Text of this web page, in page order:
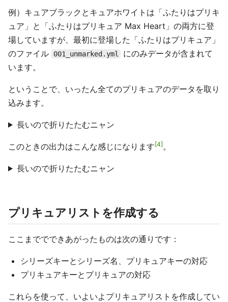
例）キュアブラックとキュアホワイトは「ふたりはプリキ
ュア」と「ふたりはプリキュア Max Heart」の両方に登
場していますが、最初に登場した「ふたりはプリキュア」
のファイル
001_unmarked.yml
にのみデータが含まれて
います。
ということで、いったん全てのプリキュアのデータを取り
込みます。
長いので折りたたむニャン
このときの出力はこんな感じになります 4 。
長いので折りたたむニャン
プリキュアリストを作成する
ここまででできあがったものは次の通りです：
シリーズキーとシリーズ名、プリキュアキーの対応
プリキュアキーとプリキュアの対応
これらを使って、いよいよプリキュアリストを作成してい